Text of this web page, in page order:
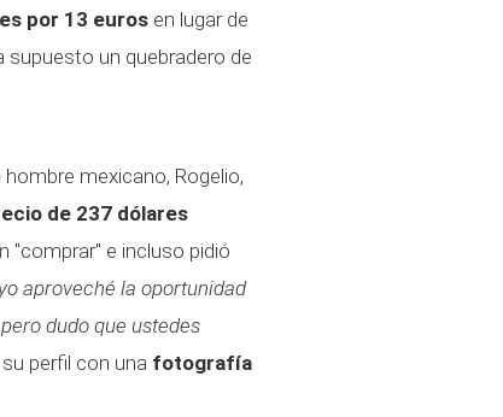
por 13 euros en lugar de
supuesto un quebradero de
mexicano, Rogelio,
de 237 dólares
"comprar" e incluso pidió
aproveché la oportunidad
dudo que ustedes
perfil con una fotografía